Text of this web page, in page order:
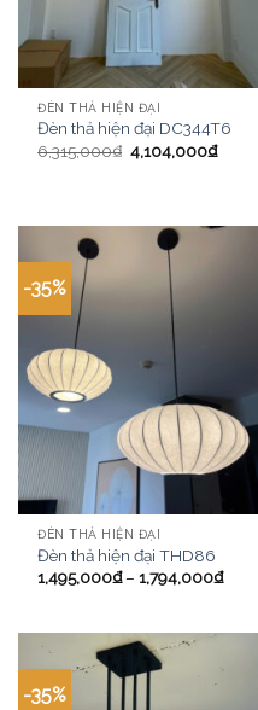
ĐÈN THẢ HIỆN ĐẠI
Đèn thả hiện đại DC344T6
6,315,000₫ 4,104,000₫
-35%
ĐÈN THẢ HIỆN ĐẠI
Đèn thả hiện đại THD86
1,495,000₫–1,794,000₫
-35%